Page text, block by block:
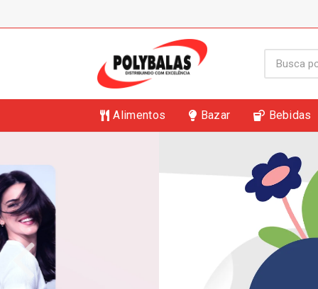
Alimentos Bazar Bebidas